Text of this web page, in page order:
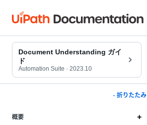
Document Understanding ガイ
ド
Automation Suite · 2023.10
- 折りたたみ
概要